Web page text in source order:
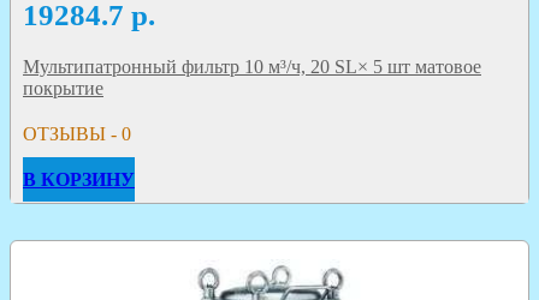
19284.7 р.
Мультипатронный фильтр 10 м³/ч, 20 SL× 5 шт матовое
покрытие
ОТЗЫВЫ - 0
В КОРЗИНУ